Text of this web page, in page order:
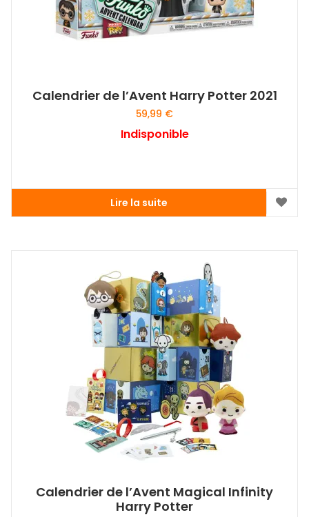
Calendrier de l’Avent Harry Potter 2021
59,99 €
Indisponible
Lire la suite
Calendrier de l’Avent Magical Infinity
Harry Potter